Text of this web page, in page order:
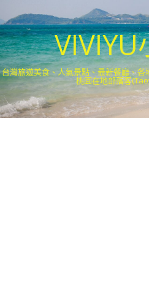
台灣旅遊美食、人氣景點、最新餐廳、
桃園在地部落客